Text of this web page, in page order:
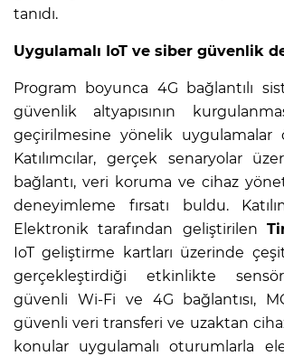
tanıdı.
Uygulamalı IoT ve siber güvenlik
Program boyunca 4G bağlantılı
güvenlik altyapısının
geçirilmesine yönelik uygulamalar
Katılımcılar, gerçek senaryolar
bağlantı, veri koruma ve cihaz
deneyimleme fırsatı buldu.
Elektronik tarafından geliştirilen
IoT geliştirme kartları üzerinde
gerçekleştirdiği etkinlikte
güvenli Wi-Fi ve 4G bağlantısı,
güvenli veri transferi ve uzaktan
konular uygulamalı oturumlarla